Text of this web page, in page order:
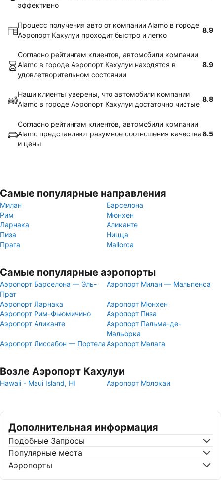
эффективно
Процесс получения авто от компании Alamo в городе
Аэропорт Кахулуи проходит быстро и легко
8.9
Согласно рейтингам клиентов, автомобили компании
Alamo в городе Аэропорт Кахулуи находятся в
удовлетворительном состоянии
8.9
Наши клиенты уверены, что автомобили компании
Alamo в городе Аэропорт Кахулуи достаточно чистые
8.8
Согласно рейтингам клиентов, автомобили компании
Alamo представляют разумное соотношения качества
и цены
8.5
Самые популярные направления
Милан
Барселона
Рим
Мюнхен
Ларнака
Аликанте
Пиза
Ницца
Прага
Mallorca
Самые популярные аэропорты
Аэропорт Барселона — Эль-
Прат
Аэропорт Милан — Мальпенса
Аэропорт Ларнака
Аэропорт Мюнхен
Аэропорт Рим-Фьюмичино
Аэропорт Пиза
Аэропорт Аликанте
Аэропорт Пальма-де-
Мальорка
Аэропорт Лиссабон — ПортелаАэропорт Малага
Возле Аэропорт Кахулуи
Hawaii - Maui Island, HI Аэропорт Молокаи
Дополнительная информация
Подобные Запросы
Популярные места
Аэропорты